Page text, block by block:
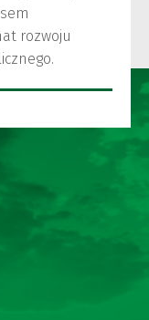
rozwoju